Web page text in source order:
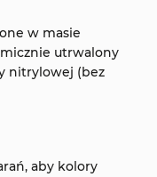
w masie
utrwalony
nitrylowej (bez
aby kolory